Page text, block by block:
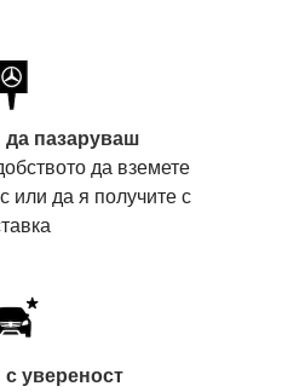
да пазаруваш
да вземете
или да я получите с
с увереност